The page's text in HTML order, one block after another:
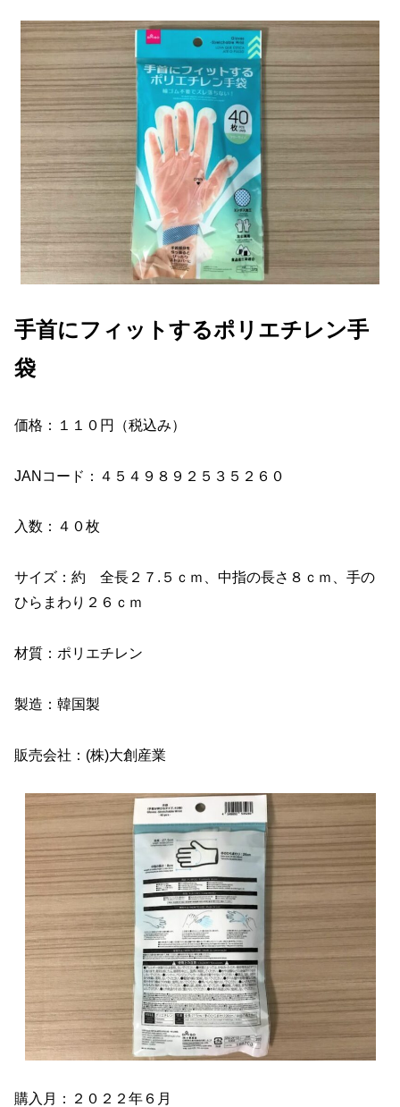
手首にフィットするポリエチレン手
袋
価格：１１０円（税込み）
JANコード：４５４９８９２５３５２６０
入数：４０枚
サイズ：約 全長２７.５ｃｍ、中指の長さ８ｃｍ、手の
ひらまわり２６ｃｍ
材質：ポリエチレン
製造：韓国製
販売会社：(株)大創産業
購入月：２０２２年６月